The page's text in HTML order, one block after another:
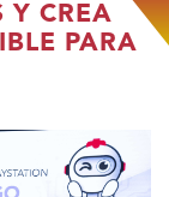
Y CREA
PARA